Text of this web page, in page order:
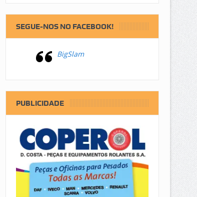
SEGUE-NOS NO FACEBOOK!
BigSlam
PUBLICIDADE